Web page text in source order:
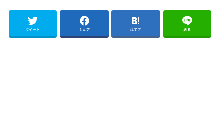
ツイート シェア はてブ 送る